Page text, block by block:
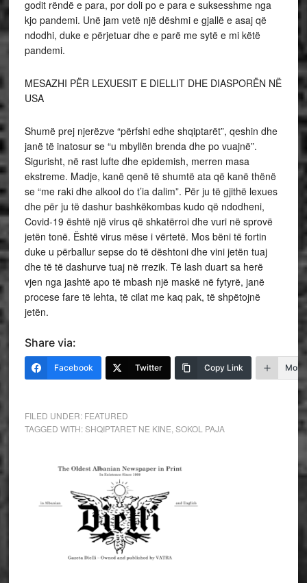
godit rëndë e para, por doli po e para e suksesshme nga
kjo pandemi. Unë jam vetë një dëshmi e gjallë e asaj që
ndodhi, duke e përjetuar dhe e parë me sytë e mi këtë
pandemi.
MESAZHI PËR LEXUESIT E DIELLIT DHE DIASPORËN NË
USA
Shumë prej njerëzve “përfshi edhe shqiptarët”, qeshin dhe
janë të inatosur se “u mbyllën brenda dhe po vuajnë”.
Sigurisht, në rast lufte dhe epidemish, merren masa
ekstreme. Madje, kanë qenë të shumtë ata që kanë thënë
se “me raki dhe alkool do t’ia dalim”. Për ju të gjithë lexues
dhe për ju të dashur bashkëkombas kudo që ndodheni,
Covid-19 është një virus që shkatërroi dhe vuri në sprovë
jetën tonë. Është virus mëse i vërtetë. Mos bëni të fortin
duke u përballur sepse do të dështoni dhe vini jetën tuaj
dhe të të dashurve tuaj në rrezik. Të lash duart sa herë
vjen nga jashtë apo të mbash një maskë në fytyrë, janë
procese fare të lehta, të cilat me kaq pak, të shpëtojnë
jetën.
Share via:
Facebook Twitter Copy Link More
FILED UNDER: FEATURED
TAGGED WITH:SHQIPTARET NE KINE SOKOL PAJA